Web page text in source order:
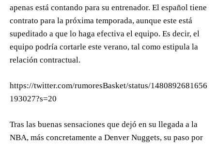
apenas está contando para su entrenador. El español tiene
contrato para la próxima temporada, aunque este está
supeditado a que lo haga efectiva el equipo. Es decir, el
equipo podría cortarle este verano, tal como estipula la
relación contractual.
https://twitter.com/rumoresBasket/status/1480892681656
193027?s=20
Tras las buenas sensaciones que dejó en su llegada a la
NBA, más concretamente a Denver Nuggets, su paso por